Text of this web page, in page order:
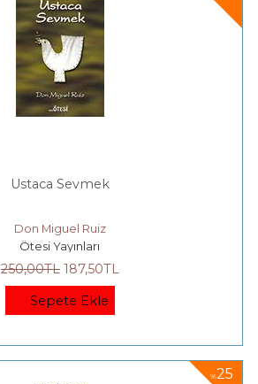
Ustaca Sevmek
Don Miguel Ruiz
Ötesi Yayınları
250,00TL 187,50TL
Sepete Ekle
%25